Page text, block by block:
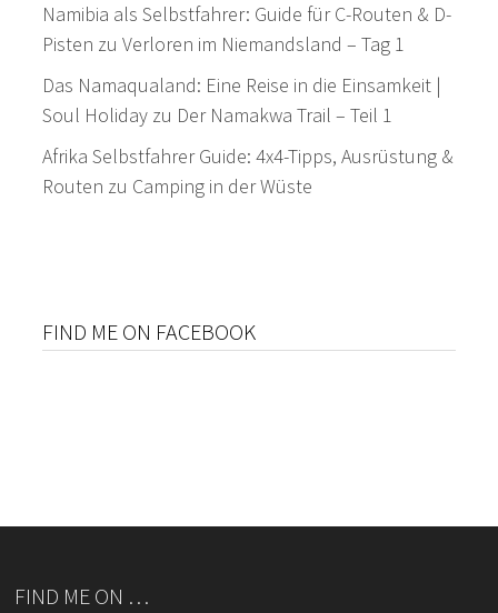
Namibia als Selbstfahrer: Guide für C-Routen & D-
Pisten zuVerloren im Niemandsland – Tag 1
Das Namaqualand: Eine Reise in die Einsamkeit |
Soul Holiday zu Der Namakwa Trail – Teil 1
Afrika Selbstfahrer Guide: 4x4-Tipps, Ausrüstung &
Routen zu Camping in der Wüste
FIND ME ON FACEBOOK
FIND ME ON …